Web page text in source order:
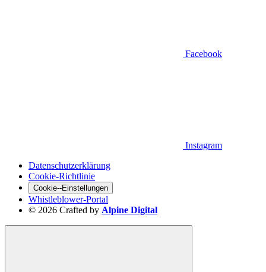
Facebook
Instagram
Datenschutzerklärung
Cookie-Richtlinie
Cookie--Einstellungen
Whistleblower-Portal
© 2026 Crafted by Alpine Digital